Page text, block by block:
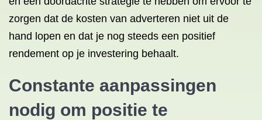
zorgen dat de kosten van adverteren niet uit de
hand lopen en dat je nog steeds een positief
rendement op je investering behaalt.
Constante aanpassingen
nodig om positie te